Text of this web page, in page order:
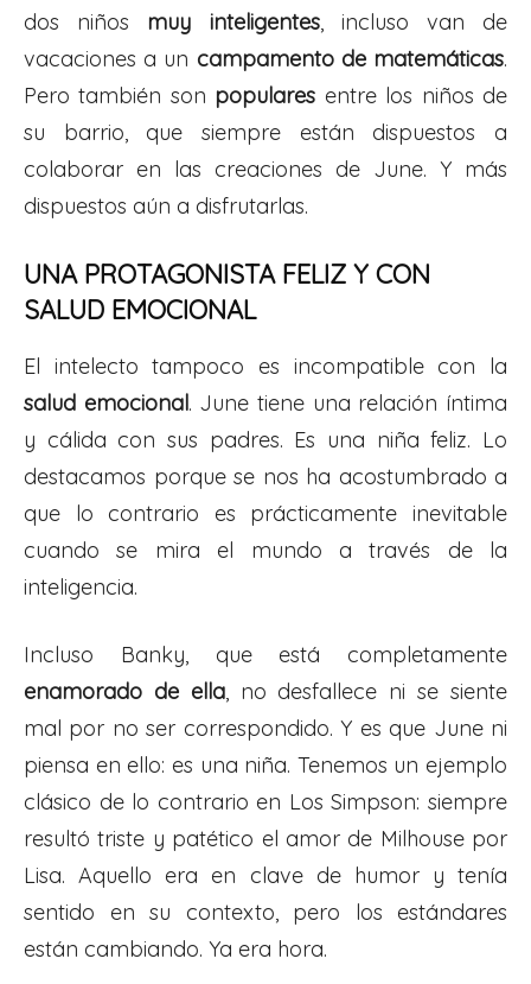
dos niños muy inteligentes, incluso van de
vacaciones a un campamento de matemáticas.
Pero también son populares entre los niños de
su barrio, que siempre están dispuestos a
colaborar en las creaciones de June. Y más
dispuestos aún a disfrutarlas.
UNA PROTAGONISTA FELIZ Y CON
SALUD EMOCIONAL
El intelecto tampoco es incompatible con la
salud emocional. June tiene una relación íntima
y cálida con sus padres. Es una niña feliz. Lo
destacamos porque se nos ha acostumbrado a
que lo contrario es prácticamente inevitable
cuando se mira el mundo a través de la
inteligencia.
Incluso Banky, que está completamente
enamorado de ella, no desfallece ni se siente
mal por no ser correspondido. Y es que June ni
piensa en ello: es una niña. Tenemos un ejemplo
clásico de lo contrario en Los Simpson: siempre
resultó triste y patético el amor de Milhouse por
Lisa. Aquello era en clave de humor y tenía
sentido en su contexto, pero los estándares
están cambiando. Ya era hora.